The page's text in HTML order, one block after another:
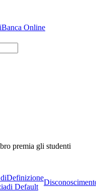
Banca Online
premia gli studenti
Definizione
di Default